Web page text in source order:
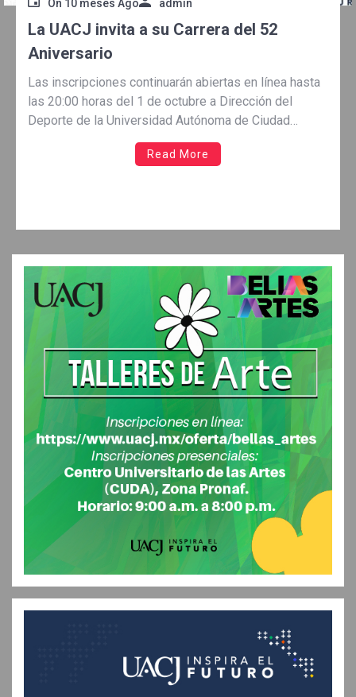
On 10 meses Ago admin
La UACJ invita a su Carrera del 52
Aniversario
Las inscripciones continuarán abiertas en línea hasta
las 20:00 horas del 1 de octubre a Dirección del
Deporte de la Universidad Autónoma de Ciudad
Juárez (UACJ) convoca a su comunidad a participar en
la tradicional Carrera del 52 Aniversario, que se llevará
Read More